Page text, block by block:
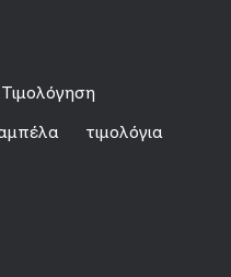
Τιμολόγηση
τιμολόγια